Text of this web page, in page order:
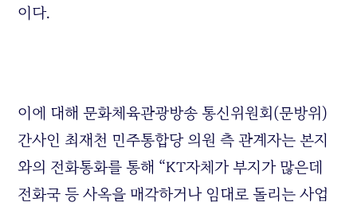
이다.
이에 대해 문화체육관광방송 통신위원회(문방위)
간사인 최재천 민주통합당 의원 측 관계자는 본지
와의 전화통화를 통해 “KT자체가 부지가 많은데
전화국 등 사옥을 매각하거나 임대로 돌리는 사업